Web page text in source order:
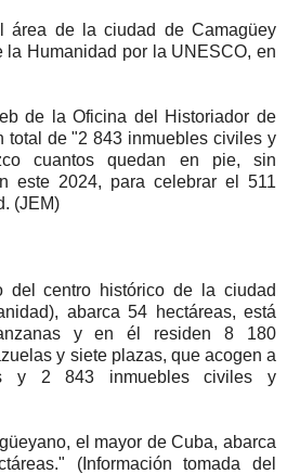
área de la ciudad de Camagüey
la Humanidad por la UNESCO, en
de la Oficina del Historiador de
total de "2 843 inmuebles civiles y
cuantos quedan en pie, sin
este 2024, para celebrar el 511
(JEM)
del centro histórico de la ciudad
abarca 54 hectáreas, está
y en él residen 8 180
y siete plazas, que acogen a
y 2 843 inmuebles civiles y
el mayor de Cuba, abarca
(Información tomada del